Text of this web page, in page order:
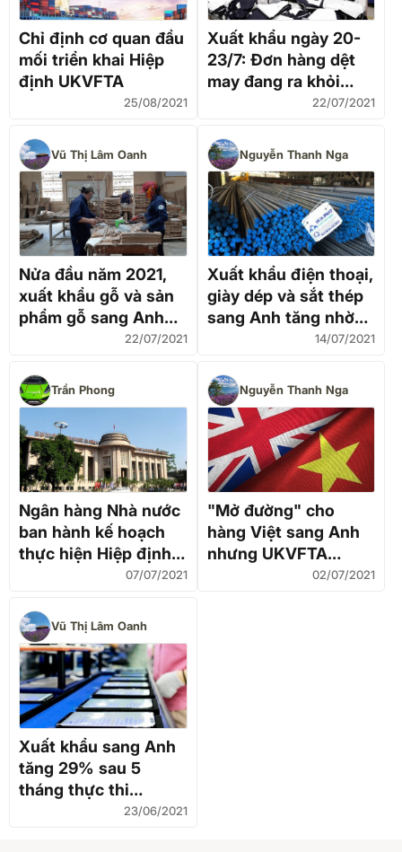
Chỉ định cơ quan đầu
mối triển khai Hiệp
định UKVFTA
25/08/2021
Xuất khẩu ngày 20-
23/7: Đơn hàng dệt
may đang ra khỏi
Việt Nam; trái ngọt từ
xếp vào ‘luồng vàng’
hải quan?
22/07/2021
Vũ Thị Lâm Oanh
Nửa đầu năm 2021,
xuất khẩu gỗ và sản
phẩm gỗ sang Anh
tăng 53,5% nhờ22/07/2021
Nguyễn Thanh Nga
Xuất khẩu điện thoại,
giày dép và sắt thép
sang Anh tăng nhờ
14/07/2021
Trần Phong
Ngân hàng Nhà nước
ban hành kế hoạch
thực hiện Hiệp định
07/07/2021
Nguyễn Thanh Nga
"Mở đường" cho
hàng Việt sang Anh
nhưng UKVFTA
không chỉ có "màu
02/07/2021
Vũ Thị Lâm Oanh
Xuất khẩu sang Anh
tăng 29% sau 5
tháng thực thi
23/06/2021